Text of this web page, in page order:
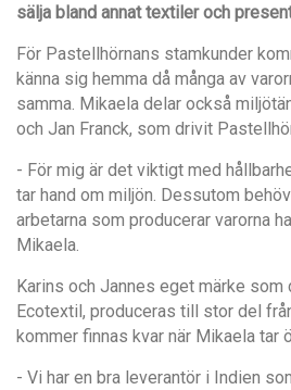
sälja bland annat textiler och
För Pastellhörnans stamkunder
känna sig hemma då många av
samma. Mikaela delar också
och Jan Franck, som drivit
- För mig är det viktigt med
tar hand om miljön. Dessutom
arbetarna som producerar varorna
Mikaela.
Karins och Jannes eget märke som
Ecotextil, produceras till stor del
kommer finnas kvar när Mikaela tar
- Vi har en bra leverantör i Indien